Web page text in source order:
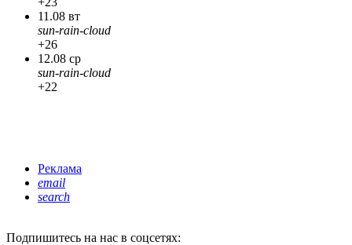
11.08 вт
sun-rain-cloud
+26
12.08 ср
sun-rain-cloud
+22
Реклама
email
search
Подпишитесь на нас в соцсетях: